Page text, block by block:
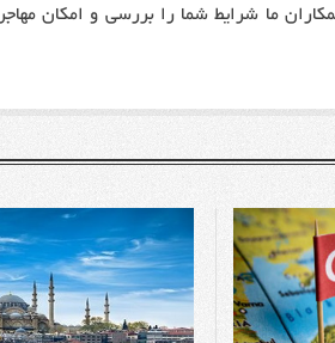
ما شرایط شما را بررسی و امکان